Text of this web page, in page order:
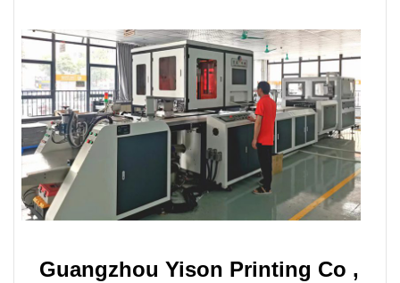
Guangzhou Yison Printing Co ,